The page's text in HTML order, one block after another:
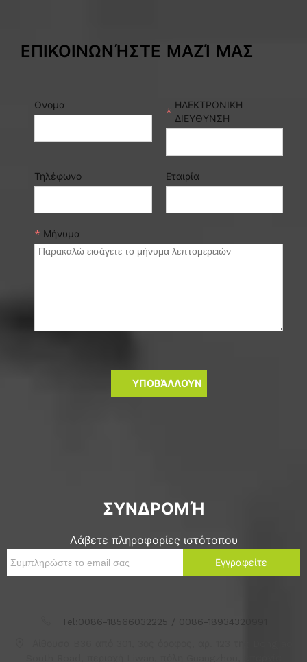
ΕΠΙΚΟΙΝΩΝΉΣΤΕ ΜΑΖΊ ΜΑΣ
Ονομα
*
ΗΛΕΚΤΡΟΝΙΚΗ
ΔΙΕΥΘΥΝΣΗ
Τηλέφωνο Εταιρία
* Μήνυμα
ΥΠΟΒΆΛΛΟΥΝ
ΣΥΝΔΡΟΜΉ
Λάβετε πληροφορίες ιστότοπου
Εγγραφείτε
Tel:0086-18566032225 / 0086-18934320991